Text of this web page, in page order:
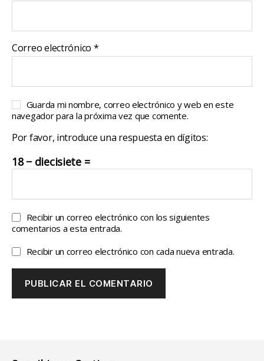
Correo electrónico *
Guarda mi nombre, correo electrónico y web en este
navegador para la próxima vez que comente.
Por favor, introduce una respuesta en dígitos:
18 − diecisiete =
Recibir un correo electrónico con los siguientes
comentarios a esta entrada.
Recibir un correo electrónico con cada nueva entrada.